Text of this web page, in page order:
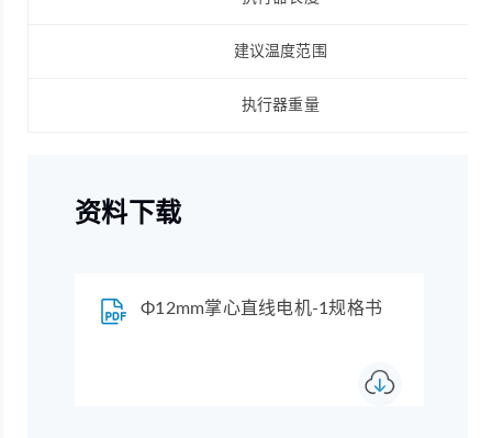
建议温度范围
执行器重量
资料下载
Φ12mm掌心直线电机-1规格书